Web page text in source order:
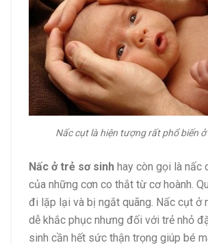
Nấc cụt là hiện tượng rất phổ biến ở
Nấc ở trẻ sơ sinh hay còn gọi là nấc
của những cơn co thắt từ cơ hoành.
đi lặp lại và bị ngắt quãng. Nấc cụt ở
dễ khắc phục nhưng đối với trẻ nhỏ
sinh cần hết sức thận trọng giúp bé